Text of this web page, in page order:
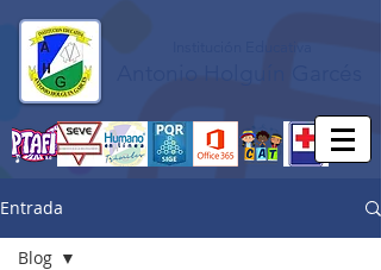
Entrada
Blog